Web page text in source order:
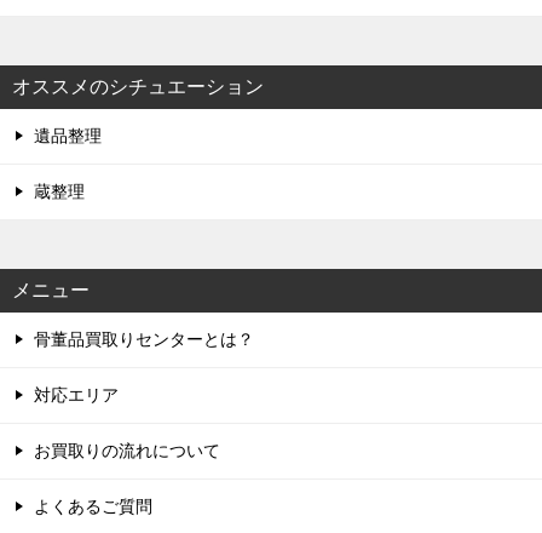
オススメのシチュエーション
遺品整理
蔵整理
メニュー
骨董品買取りセンターとは？
対応エリア
お買取りの流れについて
よくあるご質問